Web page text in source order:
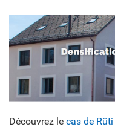
Découvrez le cas de